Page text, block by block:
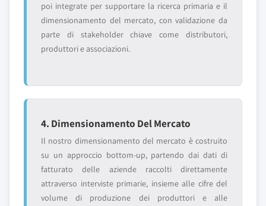
poi integrate per supportare la ricerca primaria e il
dimensionamento del mercato, con validazione da
parte di stakeholder chiave come distributori,
produttori e associazioni.
4. Dimensionamento Del Mercato
Il nostro dimensionamento del mercato è costruito
su un approccio bottom-up, partendo dai dati di
fatturato delle aziende raccolti direttamente
attraverso interviste primarie, insieme alle cifre del
volume di produzione dei produttori e alle